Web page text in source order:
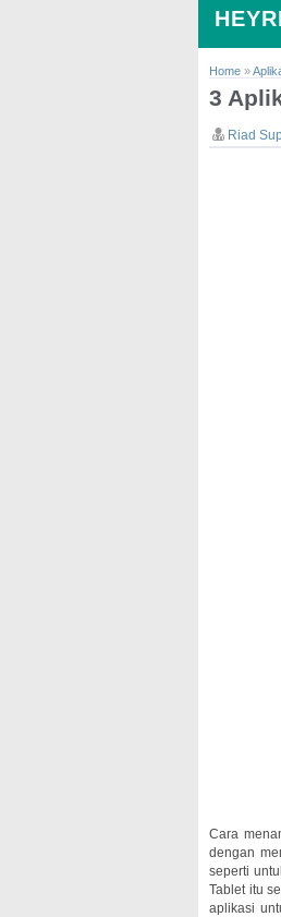
Home »
3
Riad
Cara
dengan
seperti
Tablet itu
aplikasi